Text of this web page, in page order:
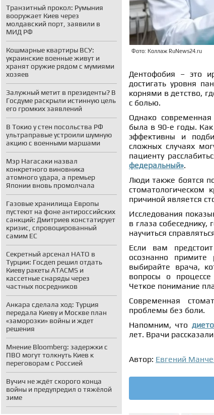
Транзитный прокол: Румыния
вооружает Киев через
молдавский порт, заявили в
МИД РФ
Кошмарные квартиры ВСУ:
украинские военные живут и
хранят оружие рядом с мумиями
хозяев
Залужный метит в президенты? В
Госдуме раскрыли истинную цель
его громких заявлений
В Токио у стен посольства РФ
ультраправые устроили шумную
акцию с военными маршами
Мэр Нагасаки назвал
конкретного виновника
атомного удара, а премьер
Японии вновь промолчала
Газовые хранилища Европы
пустеют на фоне антироссийских
санкций: Дмитриев констатирует
кризис, спровоцированный
самим ЕС
Секретный арсенал НАТО в
Турции: Госдеп решил отдать
Киеву ракеты ATACMS и
кассетные снаряды через
частных посредников
Анкара сделала ход: Турция
передала Киеву и Москве план
«заморозки» войны и ждет
решения
Мнение Bloomberg: задержки с
ПВО могут толкнуть Киев к
переговорам с Россией
Вучич не ждёт скорого конца
войны и предупредил о тяжёлой
зиме
Фото: Коллаж RuNews24.ru
Дентофобия – это
достигать уровня
корнями в детство,
с болью.
Однако
была в 90-е годы.
эффективны и
сложных случаях
пациенту
федеральный».
Люди также боятся
стоматологическом
причиной является
Исследования
в глаза
научиться
Если вам
осознанно
выбирайте врача,
вопросы о
Четкое понимание
Современная
проблемы без боли.
Напомним, что
лет. Врачи
Автор: Евгений